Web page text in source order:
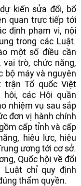
kiến sửa đổi, bổ
quan trực tiếp tới
định phạm vi, nội
trong các Luật.
một số điều cần
trò, chức năng,
bộ máy và nguyên
Tổ quốc Việt
các Hội quần
nhiệm vụ sau sắp
đơn vị hành chính
cấp tỉnh và cấp
hiệu lực, hiệu
ương tới cơ sở.
Quốc hội về đổi
chỉ quy định
thẩm quyền.